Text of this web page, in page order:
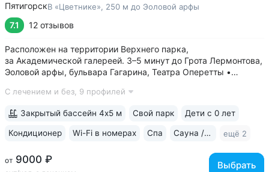
ПятигорскВ «Цветнике», 250 м до Эоловой арфы
7.1 12 отзывов
Расположен на территории Верхнего парка,
за Академической галереей. 3–5 минут до Грота Лермонтова,
Эоловой арфы, бульвара Гагарина, Театра Оперетты •
с Михайловским источником за зданием санатория. Ванны
С лечением и без, 9 профилей
от 9000 ₽ Выбрать
Закрытый бассейн 4х5 м Свой парк Дети с 0 лет
Кондиционер Wi-Fi в номерах Спа Сауна / хаммам ещё 2